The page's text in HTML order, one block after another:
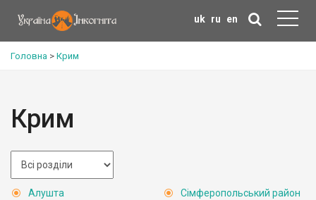
uk ru en
Головна > Крим
Крим
Алушта
Сімферопольський район